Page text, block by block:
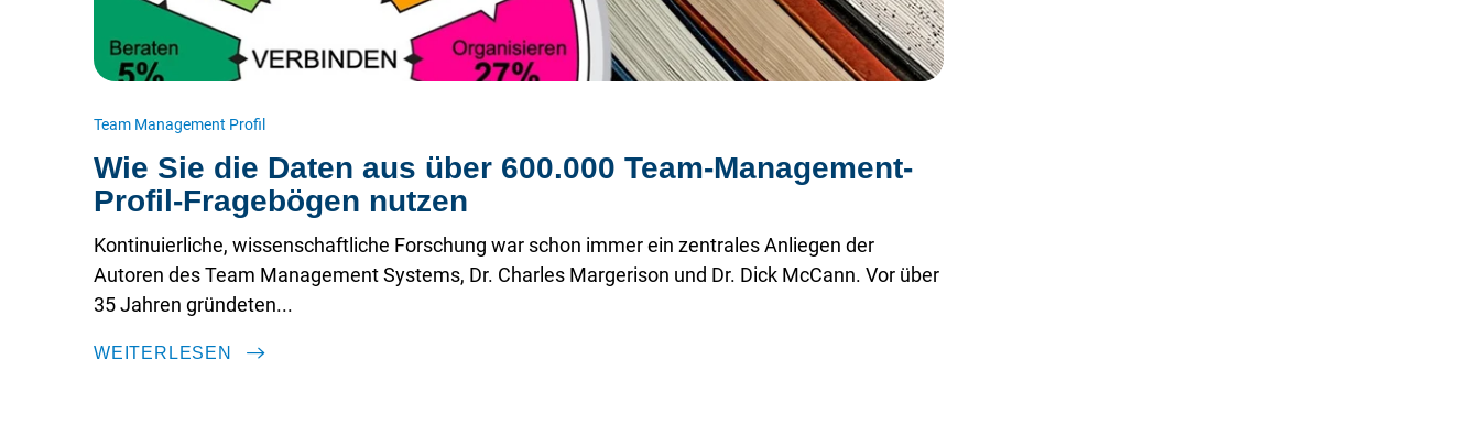
Team Management Profil
Wie Sie die Daten aus über 600.000 Team-Management-
Profil-Fragebögen nutzen
Kontinuierliche, wissenschaftliche Forschung war schon immer ein zentrales Anliegen der
Autoren des Team Management Systems, Dr. Charles Margerison und Dr. Dick McCann. Vor über
35 Jahren gründeten...
WEITERLESEN